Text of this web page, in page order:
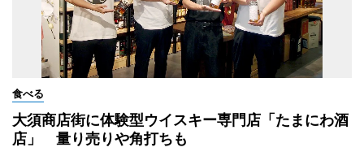
食べる
大須商店街に体験型ウイスキー専門店「たまにわ酒
店」 量り売りや角打ちも